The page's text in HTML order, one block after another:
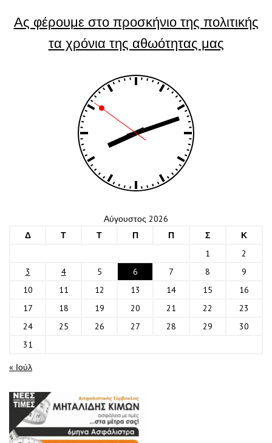
Ας φέρουμε στο προσκήνιο της πολιτικής
τα χρόνια της αθωότητας μας
Αύγουστος 2026
Δ
Τ Τ Π Π Σ
Κ
1
2
3
4 5 6 7 8
9
10
11 12 13 14 15
16
17
18 19 20 21 22
23
24
25 26 27 28 29
30
31
« Ιούλ